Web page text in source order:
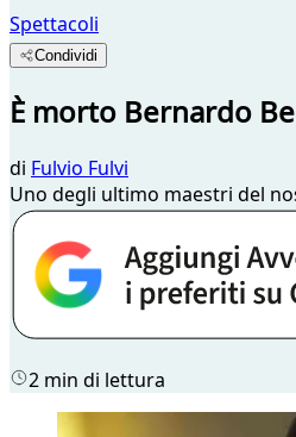
Spettacoli
Condividi
È morto Bernardo
di Fulvio Fulvi
Uno degli ultimo maestri del
2 min di lettura